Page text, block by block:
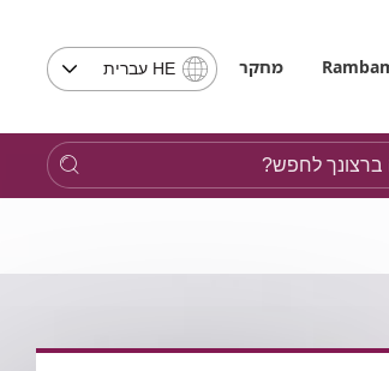
מחקר
בחירת
שים
לב,
בבחירת
לאתר
HE עברית